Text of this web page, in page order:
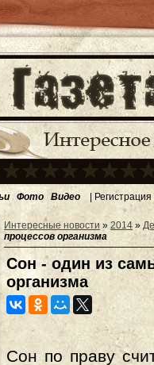
Фото Видео | Регистрация
Интересные новости » 2014 »
процессов организма
Сон - один из
организма
Сон по праву